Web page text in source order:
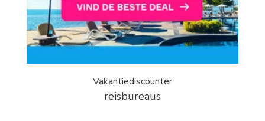
Vakantiediscounter
reisbureaus